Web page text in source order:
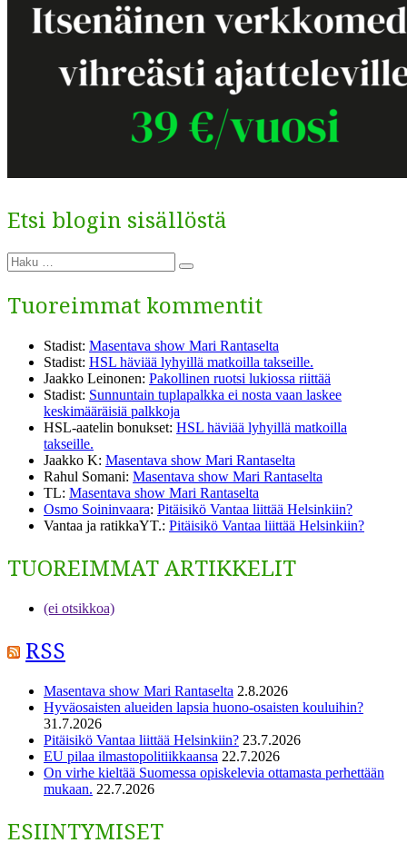
Etsi blogin sisällöstä
Etsi:
Haku
Tuoreimmat kommentit
Stadist: Masentava show Mari Rantaselta
Stadist: HSL häviää lyhyillä matkoilla takseille.
Jaakko Leinonen: Pakollinen ruotsi lukiossa riittää
Stadist: Sunnuntain tuplapalkka ei nosta vaan laskee
keskimääräisiä palkkoja
HSL-aatelin bonukset: HSL häviää lyhyillä matkoilla
takseille.
Jaakko K: Masentava show Mari Rantaselta
Rahul Somani: Masentava show Mari Rantaselta
TL: Masentava show Mari Rantaselta
Osmo Soininvaara: Pitäisikö Vantaa liittää Helsinkiin?
Vantaa ja ratikkaYT.: Pitäisikö Vantaa liittää Helsinkiin?
TUOREIMMAT ARTIKKELIT
(ei otsikkoa)
RSS
Masentava show Mari Rantaselta 2.8.2026
Hyväosaisten alueiden lapsia huono-osaisten kouluihin?
31.7.2026
Pitäisikö Vantaa liittää Helsinkiin? 23.7.2026
EU pilaa ilmastopolitiikkaansa 22.7.2026
On virhe kieltää Suomessa opiskelevia ottamasta perhettään
mukaan. 22.7.2026
ESIINTYMISET